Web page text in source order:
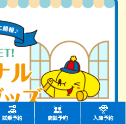
試乗予約 商談予約 入庫予約